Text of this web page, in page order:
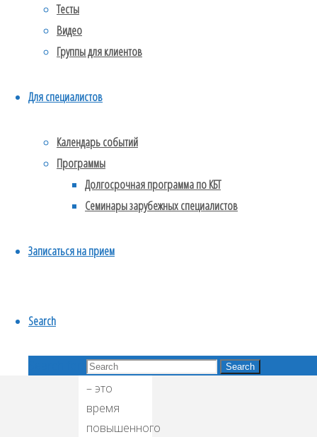
Тесты
Видео
Группы для клиентов
Для специалистов
Календарь событий
Программы
Долгосрочная программа по КБТ
Семинары зарубежных специалистов
Записаться на прием
Search
Search
статью
подготовила
Юлия
коронавируса
– это
время
повышенного